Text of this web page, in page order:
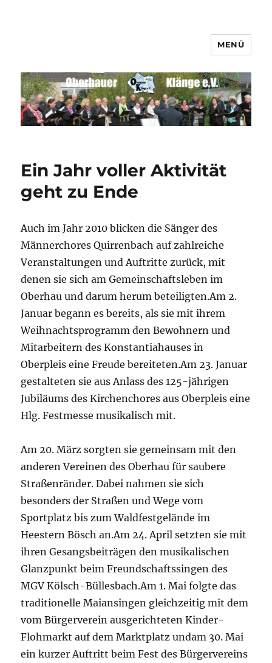
Männerchor Quirrenbach e.V.
MENÜ
Ein Jahr voller Aktivität
geht zu Ende
Auch im Jahr 2010 blicken die Sänger des
Männerchores Quirrenbach auf zahlreiche
Veranstaltungen und Auftritte zurück, mit
denen sie sich am Gemeinschaftsleben im
Oberhau und darum herum beteiligten.Am 2.
Januar begann es bereits, als sie mit ihrem
Weihnachtsprogramm den Bewohnern und
Mitarbeitern des Konstantiahauses in
Oberpleis eine Freude bereiteten.Am 23. Januar
gestalteten sie aus Anlass des 125-jährigen
Jubiläums des Kirchenchores aus Oberpleis eine
Hlg. Festmesse musikalisch mit.
Am 20. März sorgten sie gemeinsam mit den
anderen Vereinen des Oberhau für saubere
Straßenränder. Dabei nahmen sie sich
besonders der Straßen und Wege vom
Sportplatz bis zum Waldfestgelände im
Heestern Bösch an.Am 24. April setzten sie mit
ihren Gesangsbeiträgen den musikalischen
Glanzpunkt beim Freundschaftssingen des
MGV Kölsch-Büllesbach.Am 1. Mai folgte das
traditionelle Maiansingen gleichzeitig mit dem
vom Bürgerverein ausgerichteten Kinder-
Flohmarkt auf dem Marktplatz undam 30. Mai
ein kurzer Auftritt beim Fest des Bürgervereins